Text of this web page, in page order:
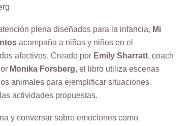
plena diseñados para la infancia, Mi
acompaña a niñas y niños en el
afectivos. Creado por Emily Sharratt, coach
Monika Forsberg, el libro utiliza escenas
animales para ejemplificar situaciones
actividades propuestas.
y conversar sobre emociones como